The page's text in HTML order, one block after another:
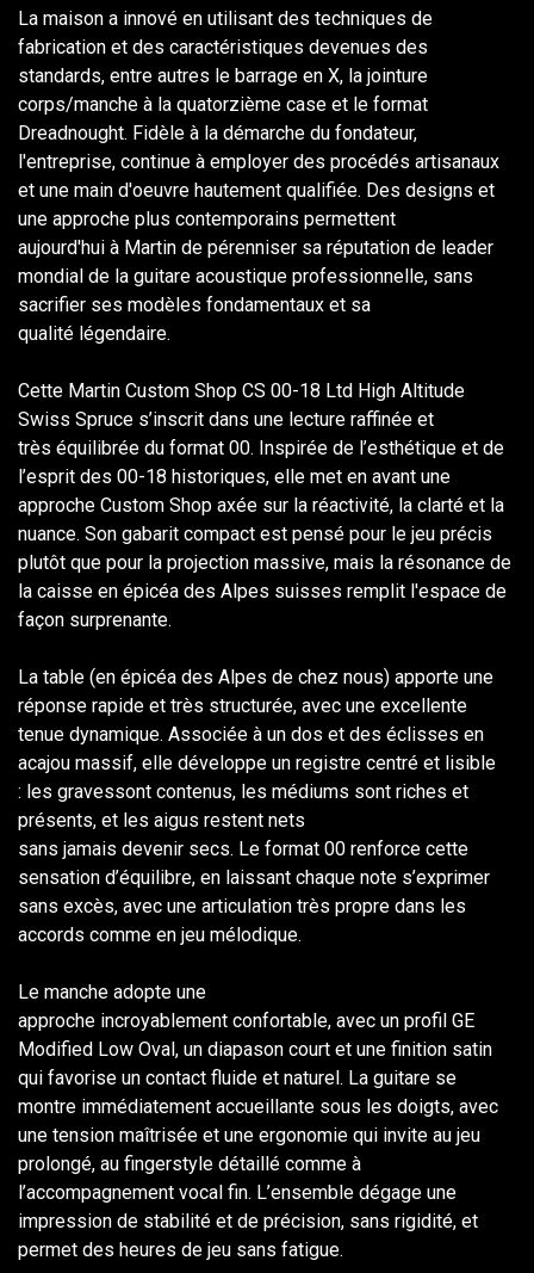
La maison a innové en utilisant des techniques de
fabrication et des caractéristiques devenues des
standards, entre autres le barrage en X, la jointure
corps/manche à la quatorzième case et le format
Dreadnought. Fidèle à la démarche du fondateur,
l'entreprise, continue à employer des procédés artisanaux
et une main d'oeuvre hautement qualifiée. Des designs et
une approche plus contemporains permettent
aujourd'hui à Martin de pérenniser sa réputation de leader
mondial de la guitare acoustique professionnelle, sans
sacrifier ses modèles fondamentaux et sa
qualité légendaire.
Cette Martin Custom Shop CS 00-18 Ltd High Altitude
Swiss Spruce s’inscrit dans une lecture raffinée et
très équilibrée du format 00. Inspirée de l’esthétique et de
l’esprit des 00-18 historiques, elle met en avant une
approche Custom Shop axée sur la réactivité, la clarté et la
nuance. Son gabarit compact est pensé pour le jeu précis
plutôt que pour la projection massive, mais la résonance de
la caisse en épicéa des Alpes suisses remplit l'espace de
façon surprenante.
La table (en épicéa des Alpes de chez nous) apporte une
réponse rapide et très structurée, avec une excellente
tenue dynamique. Associée à un dos et des éclisses en
acajou massif, elle développe un registre centré et lisible
: les gravessont contenus, les médiums sont riches et
présents, et les aigus restent nets
sans jamais devenir secs. Le format 00 renforce cette
sensation d’équilibre, en laissant chaque note s’exprimer
sans excès, avec une articulation très propre dans les
accords comme en jeu mélodique.
Le manche adopte une
approche incroyablement confortable, avec un profil GE
Modified Low Oval, un diapason court et une finition satin
qui favorise un contact fluide et naturel. La guitare se
montre immédiatement accueillante sous les doigts, avec
une tension maîtrisée et une ergonomie qui invite au jeu
prolongé, au fingerstyle détaillé comme à
l’accompagnement vocal fin. L’ensemble dégage une
impression de stabilité et de précision, sans rigidité, et
permet des heures de jeu sans fatigue.